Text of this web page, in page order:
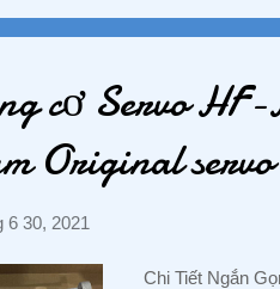
#GiaTot
cơ Servo
Original
6 30, 2021
Chi Tiết Ngắn